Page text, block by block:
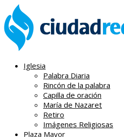
Iglesia
Palabra Diaria
Rincón de la palabra
Capilla de oración
María de Nazaret
Retiro
Imágenes Religiosas
Plaza Mayor